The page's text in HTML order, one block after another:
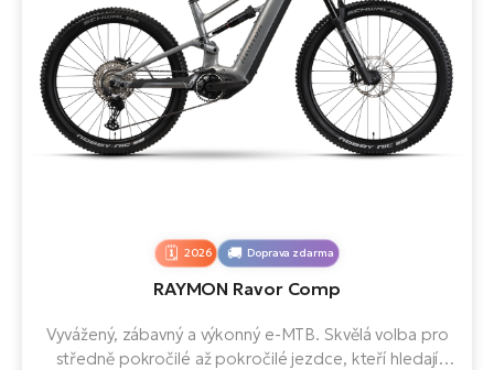
Doprava zdarma
2026
RAYMON Ravor Comp
Vyvážený, zábavný a výkonný e-MTB. Skvělá volba pro
středně pokročilé až pokročilé jezdce, kteří hledají